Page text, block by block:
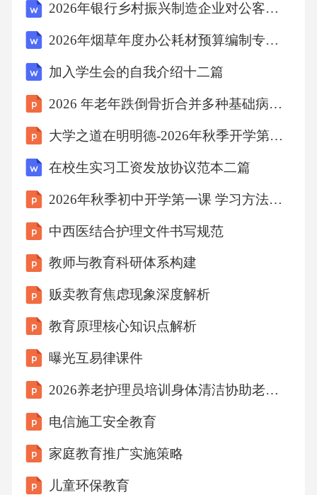
短片，生动形象地展示品德行为。品德教育动
画通过歌曲和儿歌的形式，让孩子们在轻松愉
快的氛围中学习品德知识。品德歌曲和儿歌如
品德教育APP、互动游戏等，激发孩子们的学习
助工具包师资培训指导计划教案设计与评估培
训指导教师如何设计符合小班孩子特点的品德
教
2026年银行乡村振兴制造企业对公客户经理银行招聘考试笔试试题（含答案）
2026年烟草年度办公耗材预算编制专员烟草公司招聘考试笔试试题（含答案）
加入学生会的自我介绍十二篇
2026 年老年跌倒骨折合并多种基础病护理个案分享
大学之道在明明德-2026年秋季开学第一课
在校生实习工资发放协议范本二篇
2026年秋季初中开学第一课 学习方法与效率提升教学设计
中西医结合护理文件书写规范
教师与教育科研体系构建
贩卖教育焦虑现象深度解析
教育原理核心知识点解析
曝光互易律课件
2026养老护理员培训身体清洁协助老年人沐浴解读
电信施工安全教育
家庭教育推广实施策略
儿童环保教育